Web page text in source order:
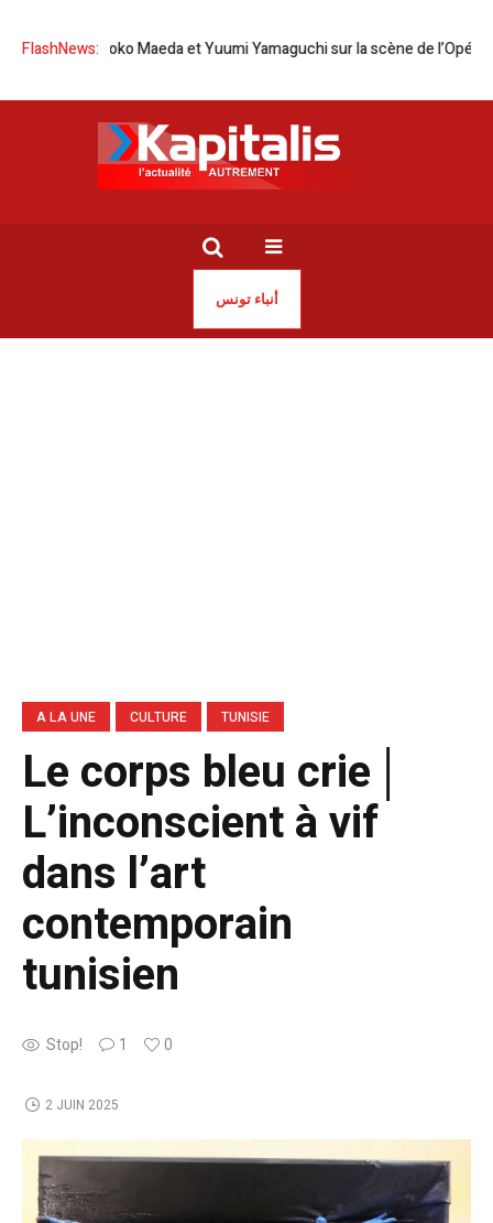
FlashNews:
Tomoko Maeda et Yuumi Yamaguchi sur la scène de l’Opéra de Tunis
أنباء تونس
A LA UNE CULTURE TUNISIE
Le corps bleu crie │
L’inconscient à vif
dans l’art
contemporain
tunisien
Stop! 1 0
2 JUIN 2025